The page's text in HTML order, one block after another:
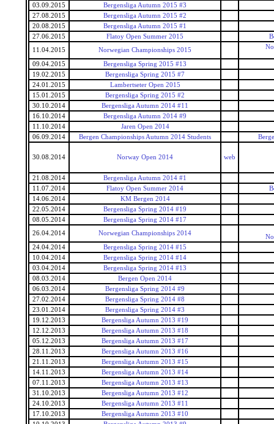
03.09.2015
Bergensliga Autumn 2015 #3
27.08.2015
Bergensliga Autumn 2015 #2
20.08.2015
Bergensliga Autumn 2015 #1
27.06.2015
Flatoy Open Summer 2015
11.04.2015
Norwegian Championships 2015
09.04.2015
Bergensliga Spring 2015 #13
19.02.2015
Bergensliga Spring 2015 #7
24.01.2015
Lambertseter Open 2015
15.01.2015
Bergensliga Spring 2015 #2
30.10.2014
Bergensliga Autumn 2014 #11
16.10.2014
Bergensliga Autumn 2014 #9
11.10.2014
Jaren Open 2014
06.09.2014
Bergen Championships Autumn 2014 Students
30.08.2014 Norway Open 2014 web
21.08.2014
Bergensliga Autumn 2014 #1
11.07.2014
Flatoy Open Summer 2014
14.06.2014
KM Bergen 2014
22.05.2014
Bergensliga Spring 2014 #19
08.05.2014
Bergensliga Spring 2014 #17
26.04.2014
Norwegian Championships 2014
24.04.2014
Bergensliga Spring 2014 #15
10.04.2014
Bergensliga Spring 2014 #14
03.04.2014
Bergensliga Spring 2014 #13
08.03.2014
Bergen Open 2014
06.03.2014
Bergensliga Spring 2014 #9
27.02.2014
Bergensliga Spring 2014 #8
23.01.2014
Bergensliga Spring 2014 #3
19.12.2013
Bergensliga Autumn 2013 #19
12.12.2013
Bergensliga Autumn 2013 #18
05.12.2013
Bergensliga Autumn 2013 #17
28.11.2013
Bergensliga Autumn 2013 #16
21.11.2013
Bergensliga Autumn 2013 #15
14.11.2013
Bergensliga Autumn 2013 #14
07.11.2013
Bergensliga Autumn 2013 #13
31.10.2013
Bergensliga Autumn 2013 #12
24.10.2013
Bergensliga Autumn 2013 #11
17.10.2013
Bergensliga Autumn 2013 #10